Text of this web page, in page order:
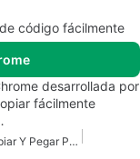
código fácilmente
desarrollada por
fácilmente
Mejor Extensión De Copiar Y Pegar Para Chrome